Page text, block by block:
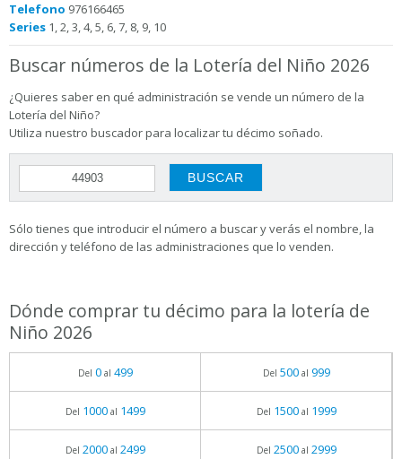
Telefono 976166465
Series 1, 2, 3, 4, 5, 6, 7, 8, 9, 10
Buscar números de la Lotería del Niño 2026
¿Quieres saber en qué administración se vende un número de la
Lotería del Niño?
Utiliza nuestro buscador para localizar tu décimo soñado.
Sólo tienes que introducir el número a buscar y verás el nombre, la
dirección y teléfono de las administraciones que lo venden.
Dónde comprar tu décimo para la lotería de
Niño 2026
Del 0al 499 Del 500al 999
Del 1000al 1499 Del 1500al 1999
Del 2000al 2499 Del 2500al 2999